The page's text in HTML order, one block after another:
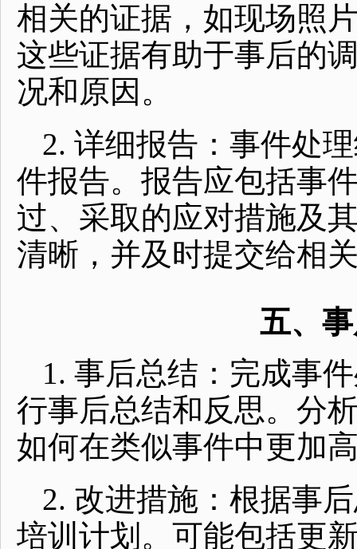
相关的证据，如现场照
这些证据有助于事后的
况和原因。
2. 详细报告：事件处
件报告。报告应包括事
过、采取的应对措施及
清晰，并及时提交给相
五、
1. 事后总结：完成事
行事后总结和反思。分
如何在类似事件中更加
2. 改进措施：根据事
培训计划。可能包括更